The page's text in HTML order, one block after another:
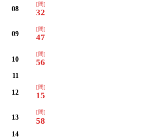
08
[間]
32
09
[間]
47
10
[間]
56
11
12
[間]
15
13
[間]
58
14